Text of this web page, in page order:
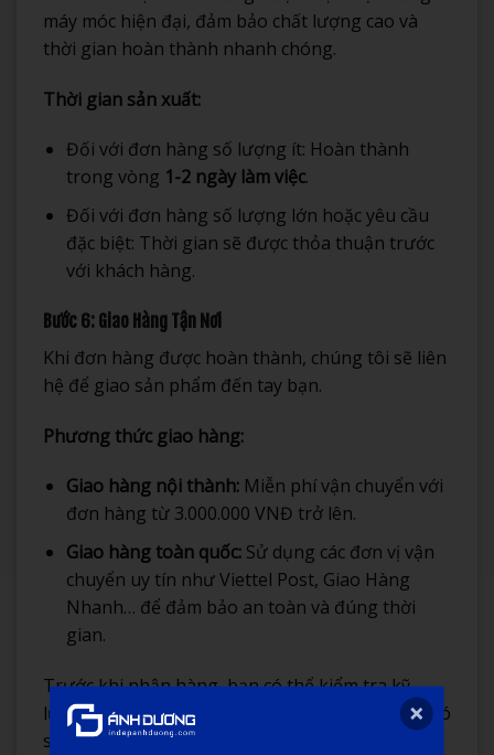
máy móc hiện đại, đảm bảo chất lượng cao và
thời gian hoàn thành nhanh chóng.
Thời gian sản xuất:
Đối với đơn hàng số lượng ít: Hoàn thành
trong vòng 1-2 ngày làm việc.
Đối với đơn hàng số lượng lớn hoặc yêu cầu
đặc biệt: Thời gian sẽ được thỏa thuận trước
với khách hàng.
Bước 6: Giao Hàng Tận Nơi
Khi đơn hàng được hoàn thành, chúng tôi sẽ liên
hệ để giao sản phẩm đến tay bạn.
Phương thức giao hàng:
Giao hàng nội thành:Miễn phí vận chuyển với
đơn hàng từ 3.000.000 VNĐ trở lên.
Giao hàng toàn quốc:Sử dụng các đơn vị vận
chuyển uy tín như Viettel Post, Giao Hàng
Nhanh… để đảm bảo an toàn và đúng thời
gian.
Trước khi nhận hàng, bạn có thể kiểm tra kỹ
lưỡng tình trạng sản phẩm để đảm bảo không có
sai sót.